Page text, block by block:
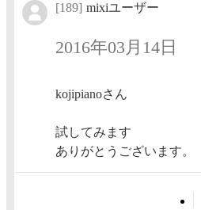
[189] mixiユーザー
2016年03月14日
kojipianoさん
試してみます
ありがとうございます。